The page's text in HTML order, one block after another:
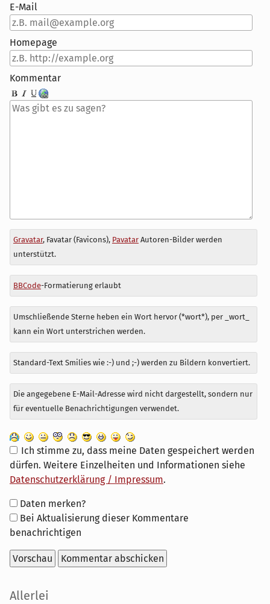
E-Mail
Homepage
Kommentar
Antwort
zu
Gravatar, Favatar (Favicons), PavatarAutoren-Bilder werden
unterstützt.
BBCode-Formatierung erlaubt
Umschließende Sterne heben ein Wort hervor (*wort*), per _wort_
kann ein Wort unterstrichen werden.
Standard-Text Smilies wie :-) und ;-) werden zu Bildern konvertiert.
Die angegebene E-Mail-Adresse wird nicht dargestellt, sondern nur
für eventuelle Benachrichtigungen verwendet.
Ich stimme zu, dass meine Daten gespeichert werden
dürfen. Weitere Einzelheiten und Informationen siehe
Datenschutzerklärung / Impressum.
Formular-
Optionen
Daten merken?
Bei Aktualisierung dieser Kommentare
benachrichtigen
Seitenleiste
Allerlei